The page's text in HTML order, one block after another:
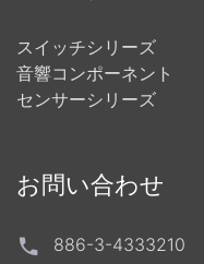
スイッチシリーズ
音響コンポーネント
センサーシリーズ
お問い合わせ
886-3-4333210